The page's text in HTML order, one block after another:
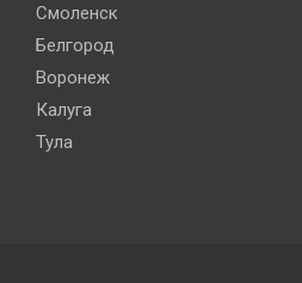
Смоленск
Белгород
Воронеж
Калуга
Тула